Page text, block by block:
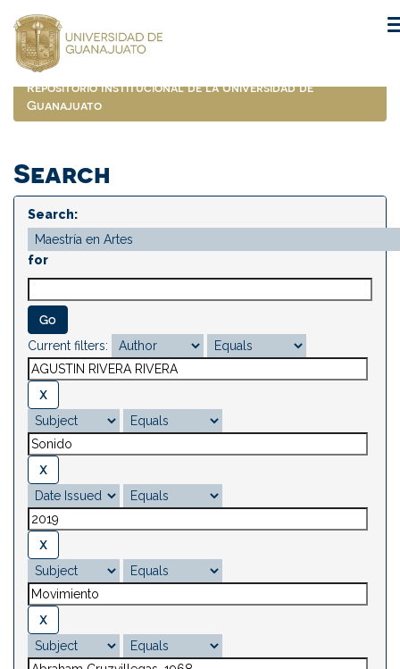
navigation
Repositorio Institucional de la Universidad de
Guanajuato
Search
Search:
for
Current filters: